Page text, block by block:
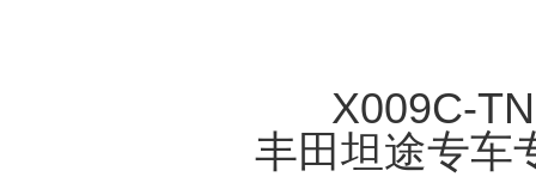
X009C-
丰田坦途专车